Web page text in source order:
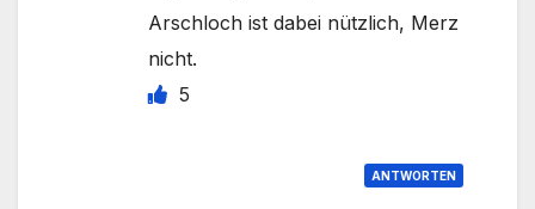
Arschloch ist dabei nützlich, Merz
nicht.
5
ANTWORTEN